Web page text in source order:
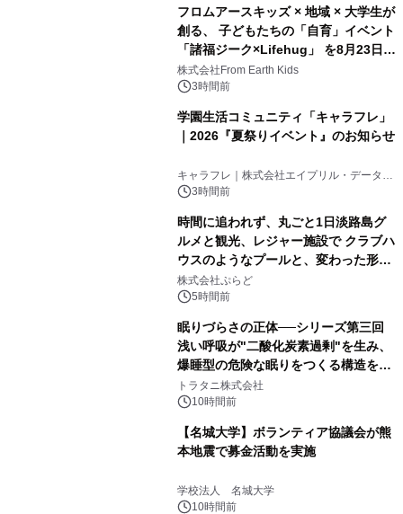
フロムアースキッズ × 地域 × 大学生が
創る、 子どもたちの「自育」イベント
「諸福ジーク×Lifehug」 を8月23日
(日)開催
株式会社From Earth Kids
3時間前
学園生活コミュニティ「キャラフレ」
｜2026『夏祭りイベント』のお知らせ
キャラフレ｜株式会社エイプリル・データ・
デザインズ
3時間前
時間に追われず、丸ごと1日淡路島グ
ルメと観光、レジャー施設で クラブハ
ウスのようなプールと、変わった形の
サウナも 「THE BOXY AWAJI」のお
得な素泊まり連泊プランで
株式会社ぷらど
5時間前
眠りづらさの正体──シリーズ第三回
浅い呼吸が"二酸化炭素過剰"を生み、
爆睡型の危険な眠りをつくる構造を解
説
トラタニ株式会社
10時間前
【名城大学】ボランティア協議会が熊
本地震で募金活動を実施
学校法人 名城大学
10時間前